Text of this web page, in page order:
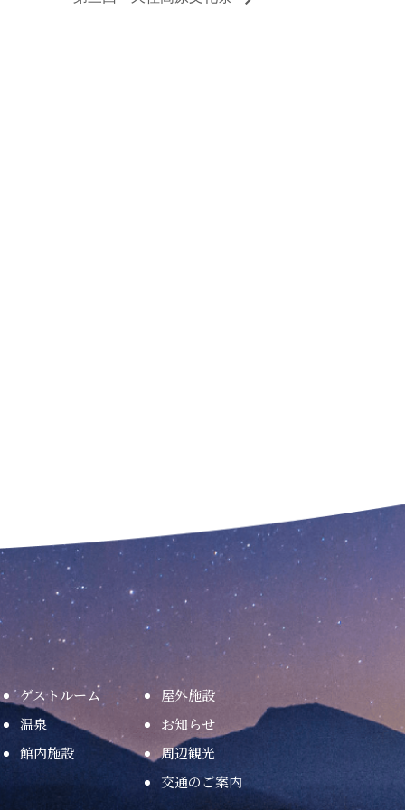
ゲストルーム
温泉
館内施設
屋外施設
お知らせ
周辺観光
交通のご案内